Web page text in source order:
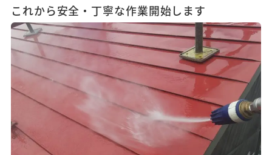
これから安全・丁寧な作業開始します